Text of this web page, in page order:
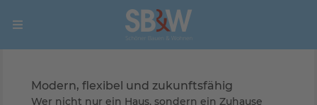
Modern, flexibel und zukunftsfähig
Wer nicht nur ein Haus, sondern ein Zuhause